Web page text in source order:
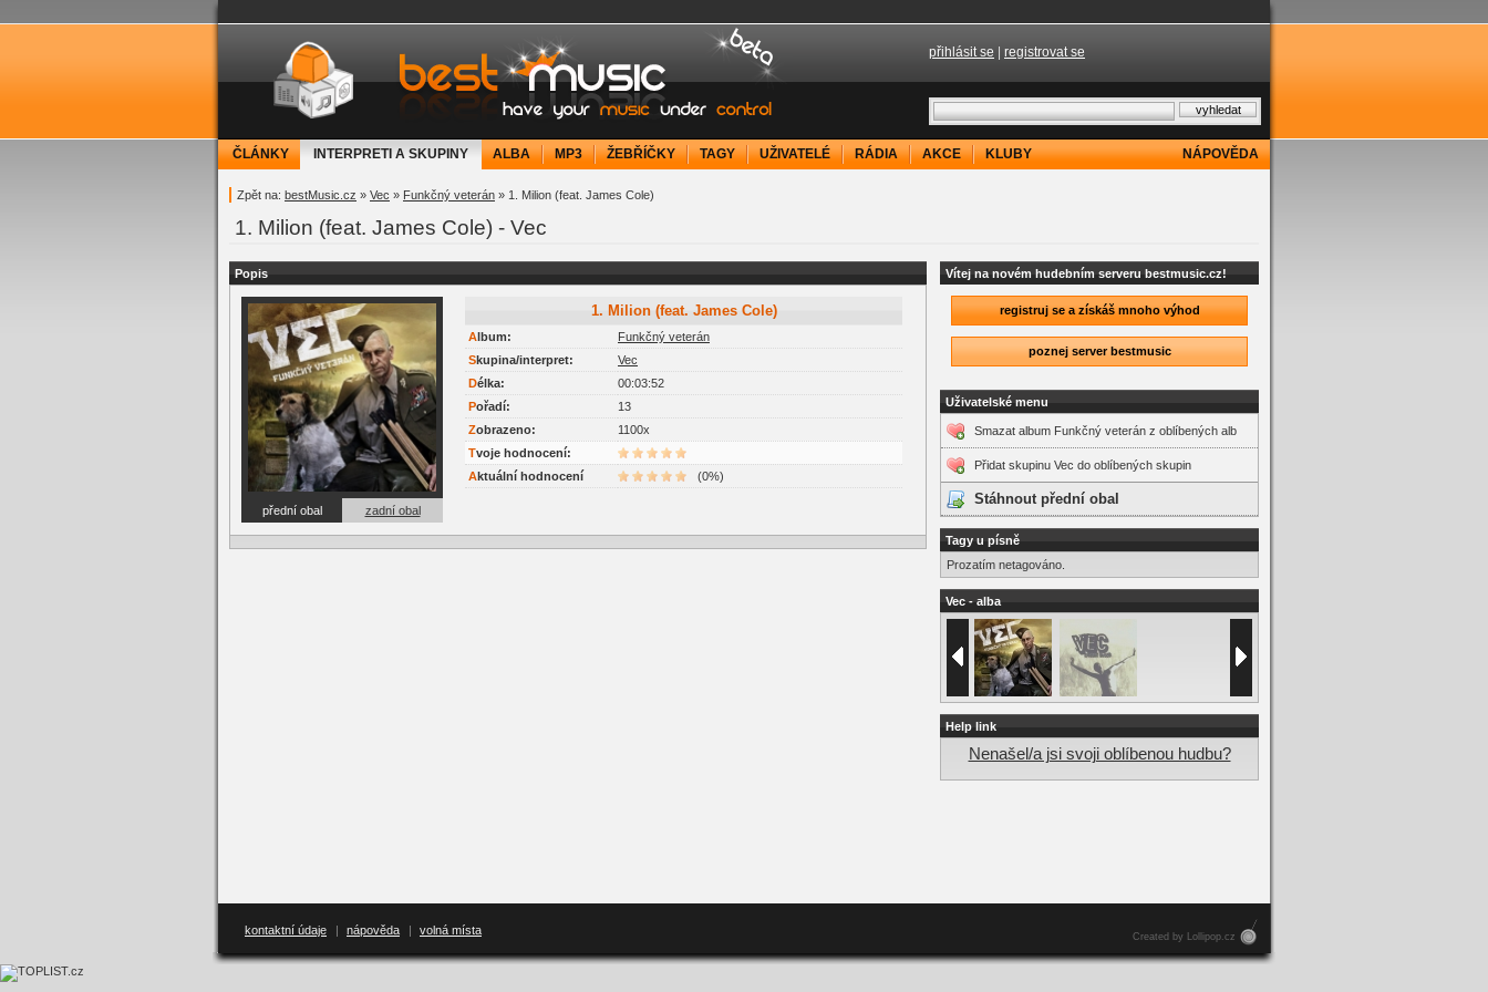
bestMusic.cz - Have your music under control
přihlásit se registrovat se
ČLÁNKY INTERPRETI A SKUPINY ALBA MP3 ŽEBŘÍČKY TAGY UŽIVATELÉ RÁDIA AKCE KLUBY NÁPOVĚDA
Zpět na: bestMusic.cz » Vec » Funkčný veterán » 1. Milion (feat. James Cole)
1. Milion (feat. James Cole) - Vec
Popis
přední obal zadní obal
1. Milion (feat. James Cole)
Album:
Funkčný veterán
Skupina/interpret:
Vec
Délka:
00:03:52
Pořadí:
13
Zobrazeno:
1100x
Tvoje hodnocení:
Aktuální hodnocení
(0%)
Vítej na novém hudebním serveru bestmusic.cz!
registruj se a získáš mnoho výhod
poznej server bestmusic
Uživatelské menu
Smazat album Funkčný veterán z oblíbených alb
Přidat skupinu Vec do oblíbených skupin
Stáhnout přední obal
Tagy u písně
Prozatím netagováno.
Vec - alba
Help link
Nenašel/a jsi svoji oblíbenou hudbu?
kontaktní údaje | nápověda | volná místa Created by Lollipop.cz